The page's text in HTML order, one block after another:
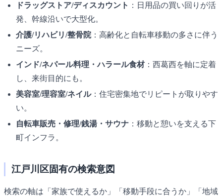
ドラッグストア/ディスカウント ：日用品の買い回りが活
発、幹線沿いで大型化。
介護/リハビリ/整骨院：高齢化と自転車移動の多さに伴う
ニーズ。
インド/ネパール料理・ハラール食材：西葛西を軸に定着
し、来街目的にも。
美容室/理容室/ネイル：住宅密集地でリピートが取りやす
い。
自転車販売・修理/銭湯・サウナ ：移動と憩いを支える下
町インフラ。
江戸川区固有の検索意図
検索の軸は「家族で使えるか」「移動手段に合うか」「地域